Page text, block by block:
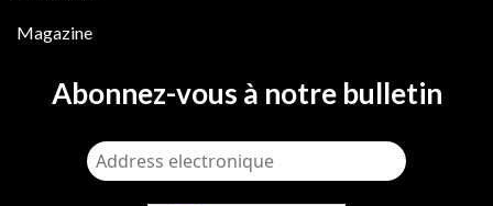
Magazine
Abonnez-vous à notre bulletin